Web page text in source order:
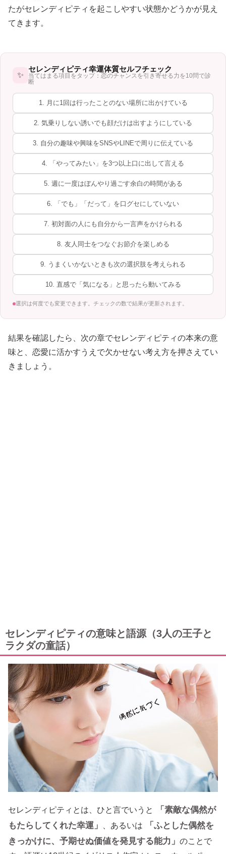
たがセレンディピティを起こしやすい状態かどうかが見え
てきます。
✨
セレンディピティ幸運体質セルフチェック
当てはまる項目をタップ：恋のチャンスを引き寄せる力を10問で診
断
1. 月に1回は行ったことのない場所に出かけている
2. 気乗りしない誘いでも顔だけは出すようにしている
3. 自分の趣味や興味をSNSやLINEで周りに伝えている
4. 「やってみたい」を3つ以上口に出して言える
5. 週に一度はぼんやり過ごす余白の時間がある
6. 「でも」「だって」を口グセにしていない
7. 初対面の人にも自分から一言声をかけられる
8. 友人同士をつなぐお節介を楽しめる
9. うまくいかないときも次の選択肢を考えられる
10. 直感で「気になる」と思ったら動いてみる
選択は何度でも変更できます。チェックの数で結果が更新されます。
結果を確認したら、次の章でセレンディピティの本来の意
味と、恋愛に活かすうえで欠かせない考え方を押さえてい
きましょう。
セレンディピティの意味と語源（3人の王子と
ラクダの童話）
セレンディピティとは、ひと言でいうと
「素敵な偶然が
もたらしてくれた幸運」
、あるいは
「ふとした偶然を
きっかけに、予期せぬ価値を発見する能力」 のことで